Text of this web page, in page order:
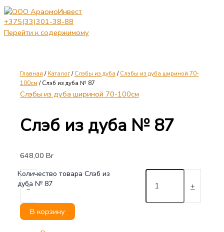
+375(33)301-38-88
Перейти к содержимому
Главная /Каталог/Слэбы из дуба /Слэбы из дуба шириной 70-
100см / Слэб из дуба № 87
Слэбы из дуба шириной 70-100см
Слэб из дуба № 87
648,00 Br
-
Количество товара Слэб из
дуба № 87
+
В корзину